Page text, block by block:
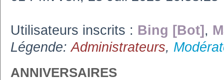
Utilisateurs inscrits : Bing [Bot] ,
Légende:Administrateurs,
ANNIVERSAIRES